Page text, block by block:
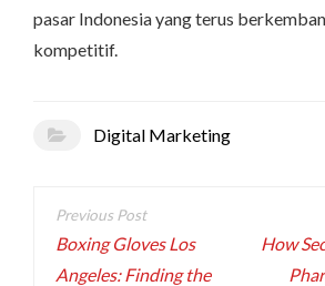
pasar Indonesia yang terus
kompetitif.
Digital Marketing
Post
navigation
Boxing Gloves Los
Angeles: Finding the
How